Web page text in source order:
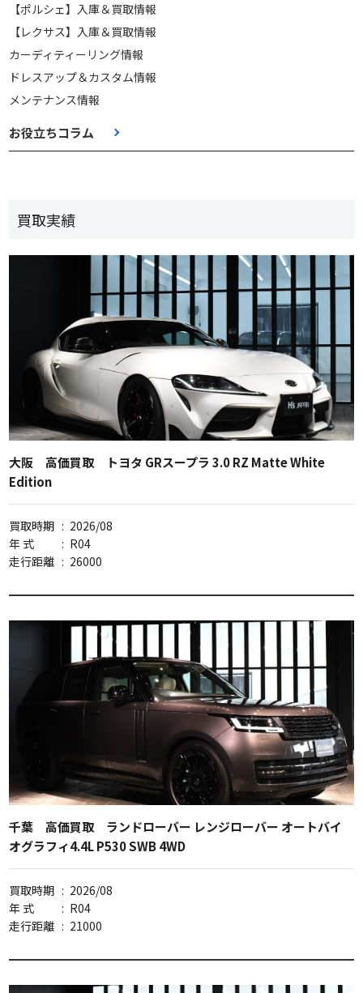
【ポルシェ】入庫＆買取情報
【レクサス】入庫＆買取情報
カーディティーリング情報
ドレスアップ＆カスタム情報
メンテナンス情報
お役立ちコラム
買取実績
大阪 高価買取 トヨタ GRスープラ 3.0 RZ Matte White
Edition
買取時期 : 2026/08
年 式
: R04
走行距離 : 26000
千葉 高価買取 ランドローバー レンジローバー オートバイ
オグラフィ4.4L P530 SWB 4WD
買取時期 : 2026/08
年 式
: R04
走行距離 : 21000